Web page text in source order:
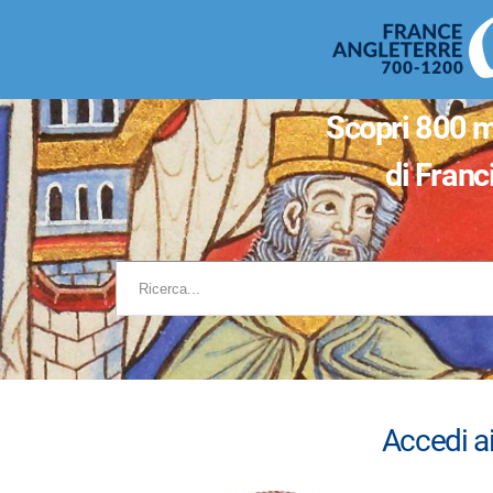
Scopri 800
di
Accedi